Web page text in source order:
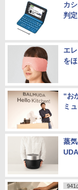
カ
判
エ
を
“お
ミ
蒸
941